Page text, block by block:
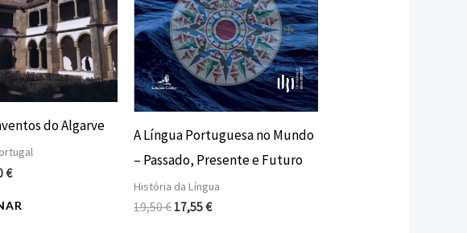
do Algarve
€
A Língua Portuguesa no Mundo
– Passado, Presente e Futuro
História da Língua
19,50€17,55€